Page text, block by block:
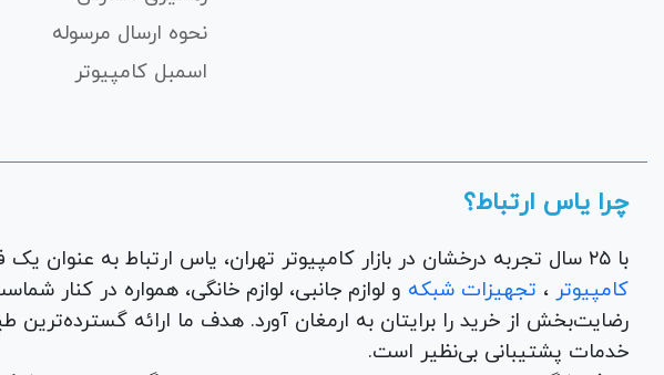
نحوه ارسال مرسوله
اسمبل کامپیوتر
چرا یاس ارتباط؟
با ۲۵ سال تجربه درخشان در بازار کامپیوتر تهران، یاس ارتباط به عنوان یک فروشگاه اینترنتی کالای دیجیتال،
کامپیوتر ، تجهیزات شبکه
و لوازم جانبی، لوازم خانگی،
رضایت‌بخش از خرید را برایتان به ارمغان آورد. هدف ما ارائه
خدمات پشتیبانی بی‌نظیر است.